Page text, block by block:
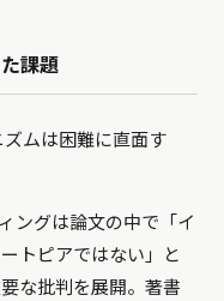
課題
ムは困難に直面す
ングは論文の中で「イ
トピアではない」と
な批判を展開。著書